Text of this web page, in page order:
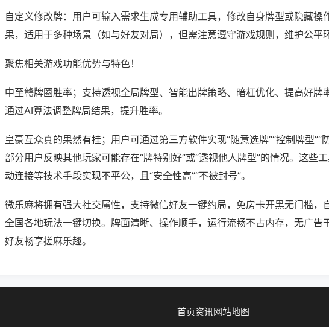
自定义修改牌：用户可输入需求生成专用辅助工具，修改自身牌型或隐藏操
果，适用于多种场景（如与好友对局），但需注意遵守游戏规则，维护公平
聚焦相关游戏功能优势与特色！
中至赣牌圈胜率；支持透视全局牌型、智能出牌策略、暗杠优化、提高好牌
通过AI算法调整牌局结果，提升胜率。
皇豪互众真的果然有挂；用户可通过第三方软件实现“随意选牌”“控制牌型”“
部分用户反映其他玩家可能存在“牌特别好”或“透视他人牌型”的情况。这些
动连接等技术手段实现不平公，且“安全性高”“不被封号”。
微乐麻将拥有强大社交属性，支持微信好友一键约局，免房卡开黑无门槛，
全国各地玩法一键切换。牌面清晰、操作顺手，运行流畅不占内存，无广告
好友畅享搓麻乐趣。
首页资讯网站地图